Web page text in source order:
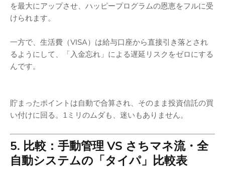
を最大にアップさせ、ハッピープログラムの恩恵をフルに受
けられます。
一方で、生活費（VISA）は給与口座から直接引き落とされ
るようにして、「入金忘れ」による遅延リスクをゼロにする
んです。
貯まったポイントは自動で合算され、そのまま投資信託の買
い付けに回る。1ミリのムダも、迷いもありません。
5. 比較：手動管理 VS さちマネ流・全
自動システムの「タイパ」比較表